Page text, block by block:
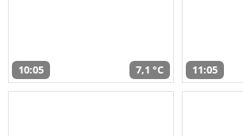
10:05 7,1 °C 11:05